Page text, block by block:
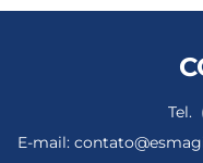
Tel.
E-mail: